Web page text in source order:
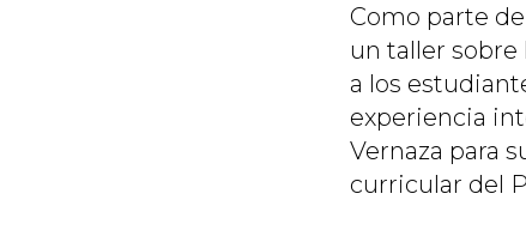
Como parte
un taller
a los
experiencia
Vernaza para
curricular del